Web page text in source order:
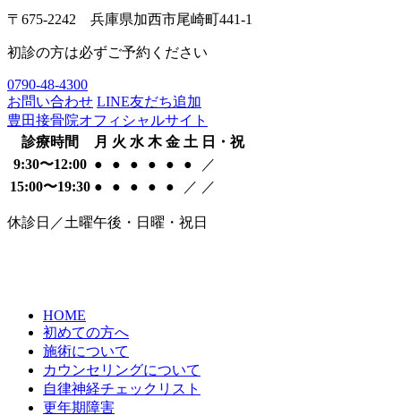
〒675-2242 兵庫県加西市尾崎町441-1
初診の方は必ずご予約ください
0790-48-4300
お問い合わせ LINE友だち追加
豊田接骨院オフィシャルサイト
診療時間
月 火 水 木 金 土 日・祝
9:30〜12:00 ● ● ● ● ● ●
／
15:00〜19:30 ● ● ● ● ● ／ ／
休診日／土曜午後・日曜・祝日
HOME
初めての方へ
施術について
カウンセリングについて
自律神経チェックリスト
更年期障害